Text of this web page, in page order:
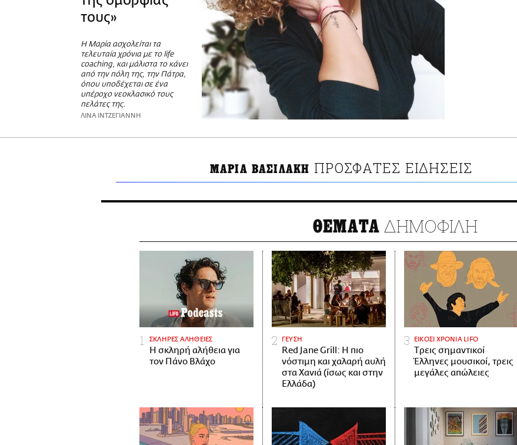
τους»
Η Μαρία ασχολείται τα
τελευταία χρόνια με το life
coaching, και μάλιστα το κάνει
από την πόλη της, την Πάτρα,
όπου υποδέχεται σε ένα
υπέροχο νεοκλασικό τους
πελάτες της.
ΛΙΝΑ ΙΝΤΖΕΓΙΑΝΝΗ
ΜΑΡΙΑ ΒΑΣΙΛΑΚΗ ΠΡΟΣΦΑΤΕΣ ΕΙΔΗΣΕΙΣ
ΘΕΜΑΤΑ ΔΗΜΟΦΙΛΗ
ΣΚΛΗΡΕΣ ΑΛΗΘΕΙΕΣ
H σκληρή αλήθεια για
τον Πάνο Βλάχο
ΓΕΥΣΗ
Red Jane Grill: Η πιο
νόστιμη και χαλαρή αυλή
στα Χανιά (ίσως και στην
Ελλάδα)
ΕΙΚΟΣΙ ΧΡΟΝΙΑ LIFO
Tρεις σημαντικοί
Έλληνες μουσικοί, τρεις
μεγάλες απώλειες